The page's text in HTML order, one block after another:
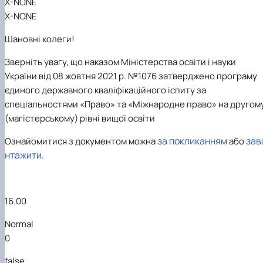
X-NONE
Шановні колеги!
Зверніть увагу, що наказом Міністерства освіти і науки
України від 08 жовтня 2021 р. №1076 затверджено програму
єдиного державного кваліфікаційного іспиту за
спеціальностями «Право» та «Міжнародне право» на
(магістерському) рівні вищої освіти
Ознайомитися з документом можназа покликаннямабо
нтажити.
16.00
Normal
0